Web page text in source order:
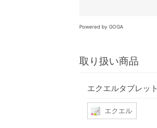
Powered by GOGA
取り扱い商品
エクエルタブレット
エクエル